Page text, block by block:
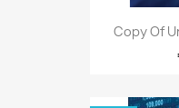
Copy Of